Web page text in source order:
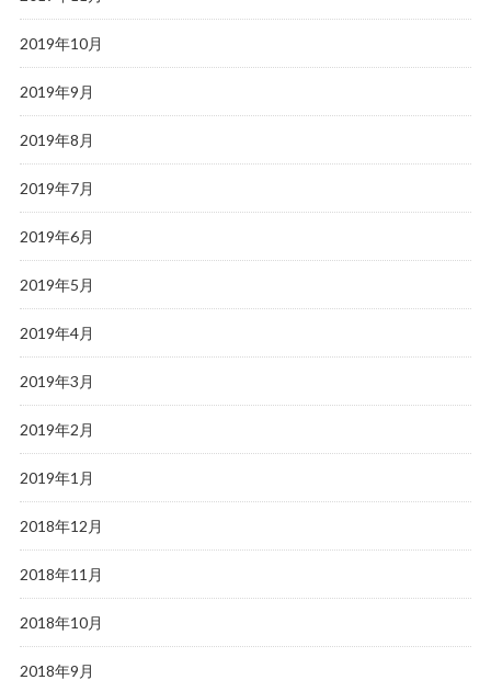
2019年10月
2019年9月
2019年8月
2019年7月
2019年6月
2019年5月
2019年4月
2019年3月
2019年2月
2019年1月
2018年12月
2018年11月
2018年10月
2018年9月